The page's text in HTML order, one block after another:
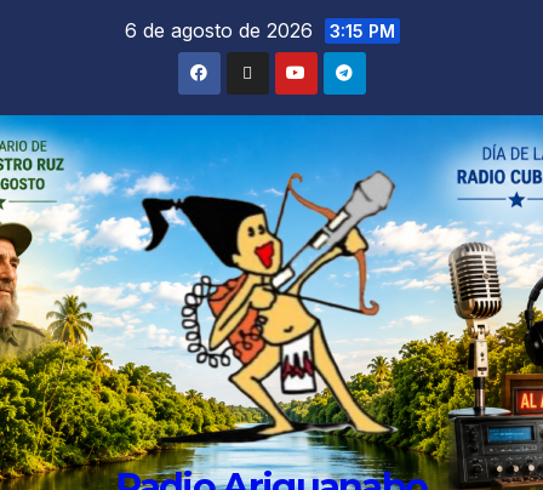
6 de agosto de 2026 3:15 PM